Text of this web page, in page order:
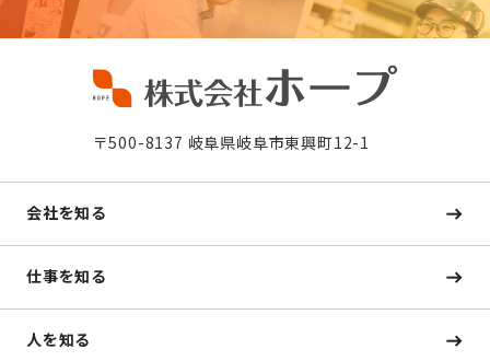
〒500-8137 岐阜県岐阜市東興町12-1
会社を知る
仕事を知る
人を知る